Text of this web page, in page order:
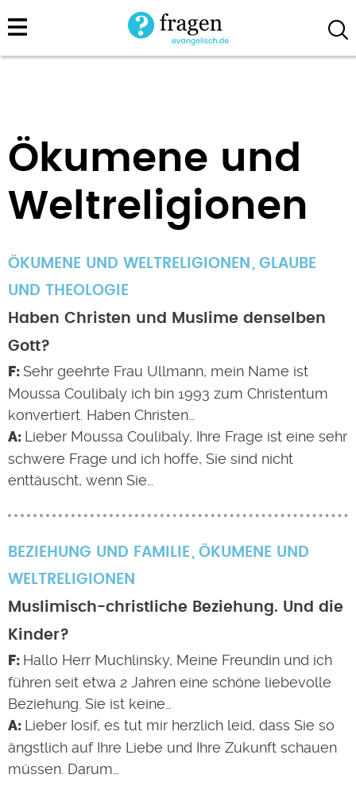
Direkt
zum
Ökumene und
Weltreligionen
ÖKUMENE UND WELTRELIGIONEN
GLAUBE
UND THEOLOGIE
Haben Christen und Muslime denselben
Gott?
Sehr geehrte Frau Ullmann, mein Name ist
Moussa Coulibaly ich bin 1993 zum Christentum
konvertiert. Haben Christen…
Lieber Moussa Coulibaly, Ihre Frage ist eine sehr
schwere Frage und ich hoffe, Sie sind nicht
enttäuscht, wenn Sie…
BEZIEHUNG UND FAMILIE
ÖKUMENE UND
WELTRELIGIONEN
Muslimisch-christliche Beziehung. Und die
Kinder?
Hallo Herr Muchlinsky, Meine Freundin und ich
führen seit etwa 2 Jahren eine schöne liebevolle
Beziehung. Sie ist keine…
Lieber Iosif, es tut mir herzlich leid, dass Sie so
ängstlich auf Ihre Liebe und Ihre Zukunft schauen
müssen. Darum…